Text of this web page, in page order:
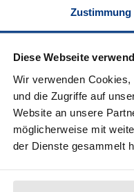
Zustimmung
Diese Webseite
Wir verwenden
und die Zugriffe auf
Website an unsere
möglicherweise mit
der Dienste gesammelt
der